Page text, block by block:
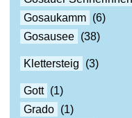
Gosaukamm (6)
Gosausee (38)
Klettersteig (3)
Gott (1)
Grado (1)